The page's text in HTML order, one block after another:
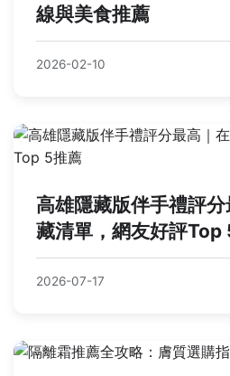
線與美食推薦
2026-02-10
高雄隱藏版伴手禮評
藏清單，網友好評Top
2026-07-17